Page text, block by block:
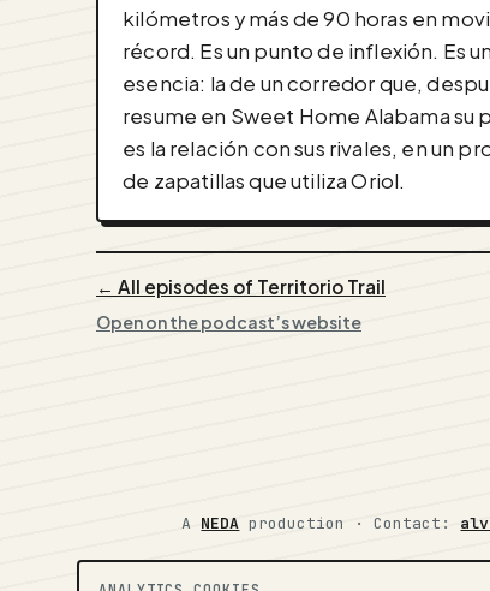
kilómetros y más de 90 horas en
récord. Es un punto de inflexión. Es
esencia: la de un corredor que,
resume en Sweet Home Alabama
es la relación con sus rivales, en un
de zapatillas que utiliza Oriol.
← All episodes of Territorio Trail
Open on the podcast’s website
A NEDA production ·Contact: